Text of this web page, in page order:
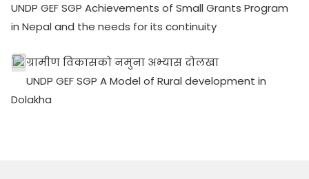
UNDP GEF SGP Achievements of Small Grants Program
in Nepal and the needs for its continuity
ग्रामीण विकासको नमुना अभ्यास दोलखा
UNDP GEF SGP A Model of Rural development in
Dolakha